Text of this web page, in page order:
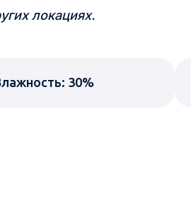
30%
локациях.